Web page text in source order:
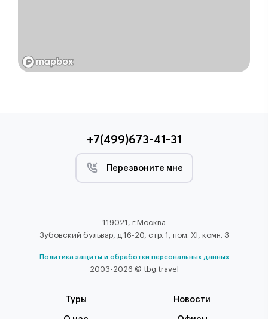
+7(499)673-41-31
Перезвоните мне
119021, г.Москва
Зубовский бульвар, д.16-20, стр. 1, пом. XI, комн. 3
Политика защиты и обработки персональных данных
2003-2026 © tbg.travel
Туры Новости